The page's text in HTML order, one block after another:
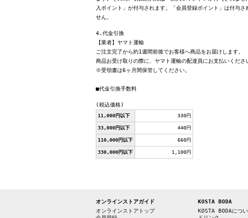
入ポイント」が付与されます。「会員登録ポイント」は付与
せん。
4.代金引換
【業者】ヤマト運輸
ご注文完了から約1週間前後でお客様へ商品をお届けします。
商品お受け取りの際に、ヤマト運輸の配達員にお支払いくださ
※受領書は6ヶ月間保管してください。
■代金引換手数料
(税込価格)
11,000円以下 330円
33,000円以下 440円
110,000円以下 660円
330,000円以下 1,100円
オンラインストアガイド
オンラインストアトップ
KOSTA BODA
KOSTA BODAにつ